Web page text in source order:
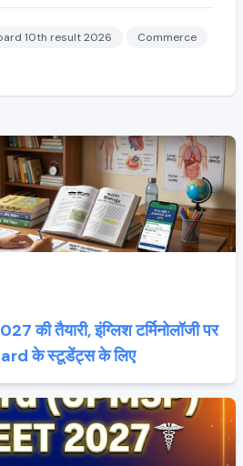
10th result 2026
Commerce
की तैयारी, इंग्लिश टर्मिनोलॉजी पर
के स्टूडेंट्स के लिए